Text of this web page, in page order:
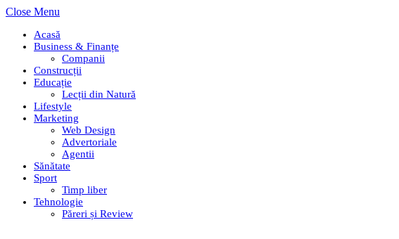
Close Menu
Acasă
Business & Finanțe
Companii
Construcții
Educație
Lecții din Natură
Lifestyle
Marketing
Web Design
Advertoriale
Agentii
Sănătate
Sport
Timp liber
Tehnologie
Păreri și Review